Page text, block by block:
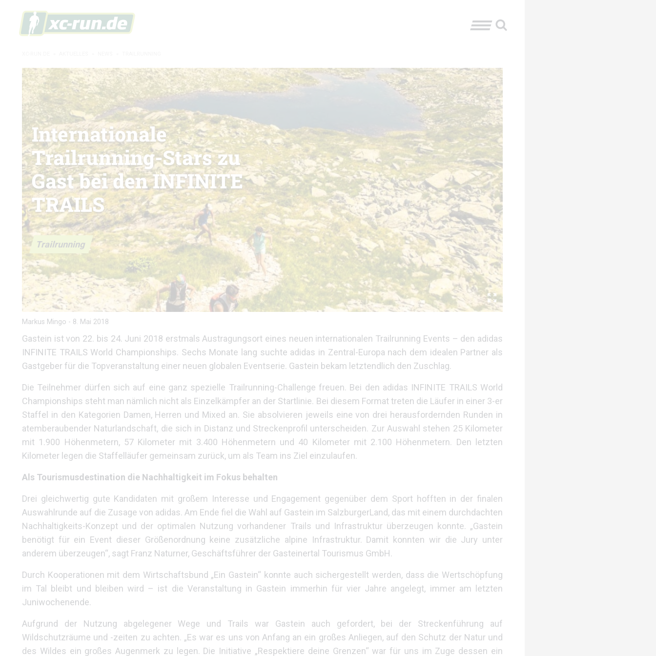
Trailrunning
Internationale
Trailrunning-Stars zu
Gast bei den INFINITE
TRAILS
Markus Mingo - 8. Mai 2018
Gastein ist von 22. bis 24. Juni 2018 erstmals Austragungsort eines neuen internationalen Trailrunning Events – den adidas
INFINITE TRAILS World Championships. Sechs Monate lang suchte adidas in Zentral-Europa nach dem idealen Partner als
Gastgeber für die Topveranstaltung einer neuen globalen Eventserie. Gastein bekam letztendlich den Zuschlag.
Die Teilnehmer dürfen sich auf eine ganz spezielle Trailrunning-Challenge freuen. Bei den adidas INFINITE TRAILS World
Championships steht man nämlich nicht als Einzelkämpfer an der Startlinie. Bei diesem Format treten die Läufer in einer 3-er
Staffel in den Kategorien Damen, Herren und Mixed an. Sie absolvieren jeweils eine von drei herausfordernden Runden in
atemberaubender Naturlandschaft, die sich in Distanz und Streckenprofil unterscheiden. Zur Auswahl stehen 25 Kilometer
mit 1.900 Höhenmetern, 57 Kilometer mit 3.400 Höhenmetern und 40 Kilometer mit 2.100 Höhenmetern. Den letzten
Kilometer legen die Staffelläufer gemeinsam zurück, um als Team ins Ziel einzulaufen.
Als Tourismusdestination die Nachhaltigkeit im Fokus behalten
Drei gleichwertig gute Kandidaten mit großem Interesse und Engagement gegenüber dem Sport hofften in der finalen
Auswahlrunde auf die Zusage von adidas. Am Ende fiel die Wahl auf Gastein im SalzburgerLand, das mit einem durchdachten
Nachhaltigkeits-Konzept und der optimalen Nutzung vorhandener Trails und Infrastruktur überzeugen konnte. „Gastein
benötigt für ein Event dieser Größenordnung keine zusätzliche alpine Infrastruktur. Damit konnten wir die Jury unter
anderem überzeugen“, sagt Franz Naturner, Geschäftsführer der Gasteinertal Tourismus GmbH.
Durch Kooperationen mit dem Wirtschaftsbund „Ein Gastein“ konnte auch sichergestellt werden, dass die Wertschöpfung
im Tal bleibt und bleiben wird – ist die Veranstaltung in Gastein immerhin für vier Jahre angelegt, immer am letzten
Juniwochenende.
Aufgrund der Nutzung abgelegener Wege und Trails war Gastein auch gefordert, bei der Streckenführung auf
Wildschutzräume und -zeiten zu achten. „Es war es uns von Anfang an ein großes Anliegen, auf den Schutz der Natur und
des Wildes ein großes Augenmerk zu legen. Die Initiative „Respektiere deine Grenzen“ war für uns im Zuge dessen ein